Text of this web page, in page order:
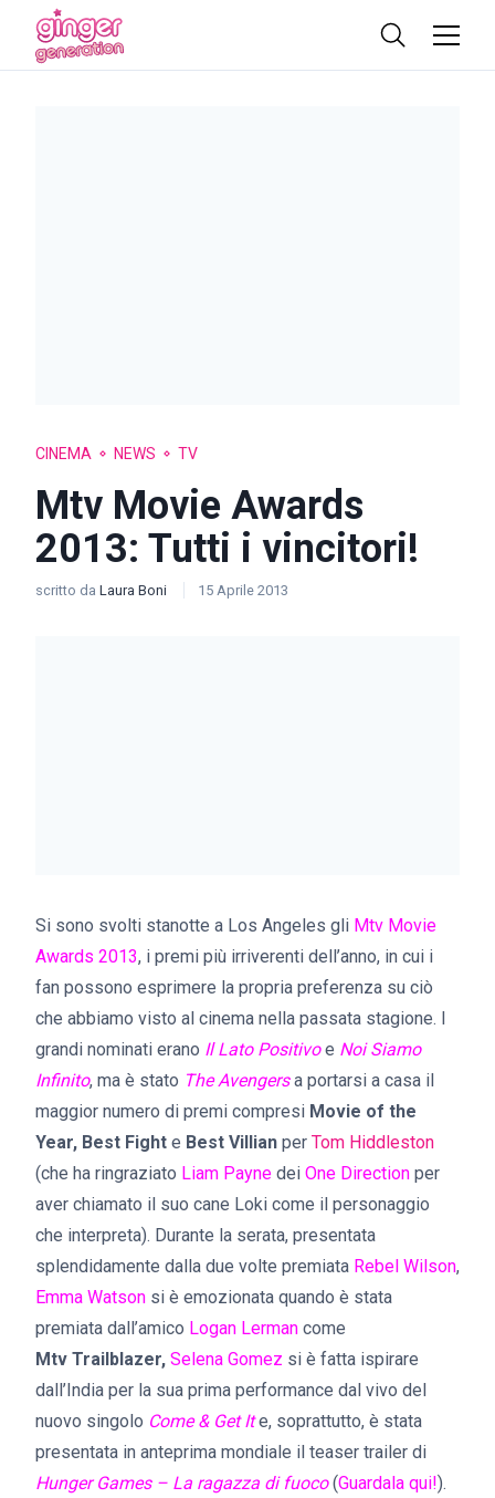
CINEMA NEWS TV
Mtv Movie Awards
2013: Tutti i vincitori!
scritto da Laura Boni 15 Aprile 2013
Si sono svolti stanotte a Los Angeles gli Mtv Movie
Awards 2013, i premi più irriverenti dell’anno, in cui i
fan possono esprimere la propria preferenza su ciò
che abbiamo visto al cinema nella passata stagione. I
grandi nominati erano Il Lato Positivoe Noi Siamo
Infinito, ma è stato The Avengersa portarsi a casa il
maggior numero di premi compresi Movie of the
Year, Best Fight e Best Villian per Tom Hiddleston
(che ha ringraziato Liam Payne dei One Direction per
aver chiamato il suo cane Loki come il personaggio
che interpreta). Durante la serata, presentata
splendidamente dalla due volte premiata Rebel Wilson,
Emma Watson si è emozionata quando è stata
premiata dall’amico Logan Lerman come
Mtv Trailblazer, Selena Gomez si è fatta ispirare
dall’India per la sua prima performance dal vivo del
nuovo singolo Come & Get Ite, soprattutto, è stata
presentata in anteprima mondiale il teaser trailer di
Hunger Games – La ragazza di fuoco(Guardala qui!).